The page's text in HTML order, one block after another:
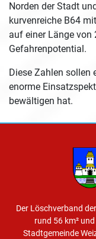
Norden der Stadt
kurvenreiche B64
auf einer Länge von
Gefahrenpotential.
Diese Zahlen sollen
enorme
bewältigen hat.
Der Löschverband
rund 56 km²
Stadtgemeinde